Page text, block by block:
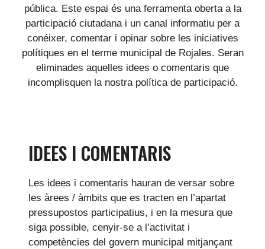
pública. Este espai és una ferramenta oberta a la
participació ciutadana i un canal informatiu per a
conéixer, comentar i opinar sobre les iniciatives
polítiques en el terme municipal de Rojales. Seran
eliminades aquelles idees o comentaris que
incomplisquen la nostra política de participació.
IDEES I COMENTARIS
Les idees i comentaris hauran de versar sobre
les àrees / àmbits que es tracten en l’apartat
pressupostos participatius, i en la mesura que
siga possible, cenyir-se a l’activitat i
competències del govern municipal mitjançant